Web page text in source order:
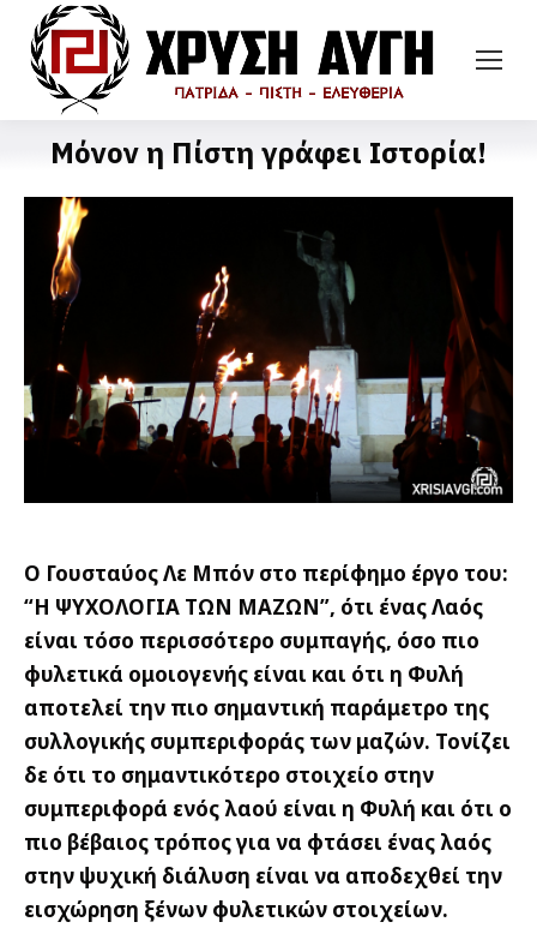
Μόνον η Πίστη γράφει Ιστορία!
Ο Γουσταύος Λε Μπόν στο περίφημο έργο του:
“Η ΨΥΧΟΛΟΓΙΑ ΤΩΝ ΜΑΖΩΝ”, ότι ένας Λαός
είναι τόσο περισσότερο συμπαγής, όσο πιο
φυλετικά ομοιογενής είναι και ότι η Φυλή
αποτελεί την πιο σημαντική παράμετρο της
συλλογικής συμπεριφοράς των μαζών. Τονίζει
δε ότι το σημαντικότερο στοιχείο στην
συμπεριφορά ενός λαού είναι η Φυλή και ότι ο
πιο βέβαιος τρόπος για να φτάσει ένας λαός
στην ψυχική διάλυση είναι να αποδεχθεί την
εισχώρηση ξένων φυλετικών στοιχείων.